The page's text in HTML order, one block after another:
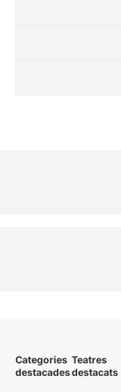
Categories
destacades
Teatres
destacats